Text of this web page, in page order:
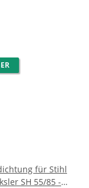
für Stihl
SH 55/85 -